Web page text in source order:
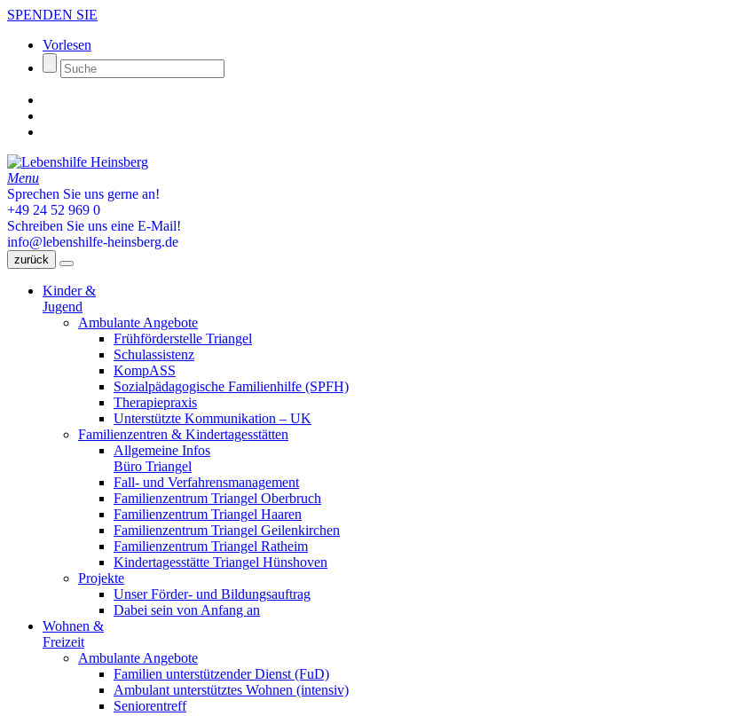
SPENDEN SIE
Vorlesen
Menu
Sprechen Sie uns gerne an!
+49 24 52 969 0
Schreiben Sie uns eine E-Mail!
info@lebenshilfe-heinsberg.de
zurück
Kinder &
Jugend
Ambulante Angebote
Frühförderstelle Triangel
Schulassistenz
KompASS
Sozialpädagogische Familienhilfe (SPFH)
Therapiepraxis
Unterstützte Kommunikation – UK
Familienzentren & Kindertagesstätten
Allgemeine Infos
Büro Triangel
Fall- und Verfahrensmanagement
Familienzentrum Triangel Oberbruch
Familienzentrum Triangel Haaren
Familienzentrum Triangel Geilenkirchen
Familienzentrum Triangel Ratheim
Kindertagesstätte Triangel Hünshoven
Projekte
Unser Förder- und Bildungsauftrag
Dabei sein von Anfang an
Wohnen &
Freizeit
Ambulante Angebote
Familien unterstützender Dienst (FuD)
Ambulant unterstütztes Wohnen (intensiv)
Seniorentreff